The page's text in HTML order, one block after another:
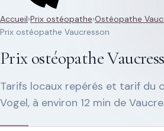
dont
de
son
Recherche rapide
Trouver une page
Tapez au moins 2 lettres.
Accueil›Prix ostéopathe›Ostéopathe
Prix ostéopathe Vaucresson
Prix ostéopathe
Tarifs locaux repérés et tarif du
Vogel, à environ 12 min de